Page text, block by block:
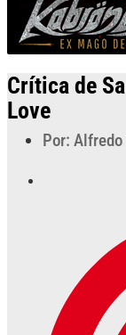
Crítica de
Love
Por: